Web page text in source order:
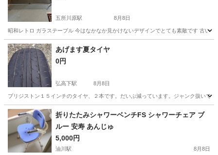
五所川原駅 8月8日
昭和レトロ ガラステーブル 今はなかなか見かけないデザインでとても素敵です 古い
青森 五所川原市 五所川原駅
あげます夏タイヤ
0円
弘高下駅 8月8日
ブリジストン１５インチのタイヤ、２本です。だいぶ減っています。ジャンク扱いで
青森 弘前市 弘高下駅 夏タイヤ
折りたたみシャワーベンチFS シャワーチェア ブ
ルー 安寿 あんじゅ
5,000円
油川駅 8月8日